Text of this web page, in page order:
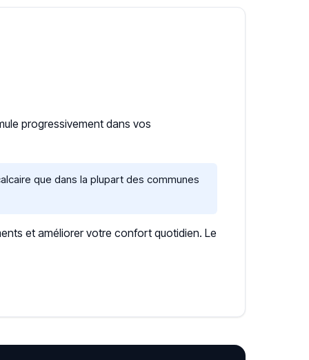
progressivement dans vos
que dans la plupart des communes
et améliorer votre confort quotidien. Le